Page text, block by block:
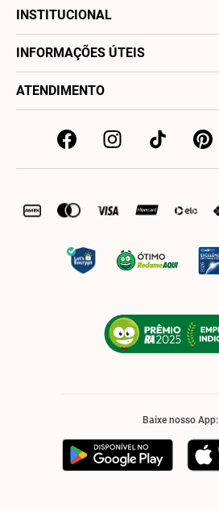
INSTITUCIONAL
INFORMAÇÕES ÚTEIS
ATENDIMENTO
Baixe nosso App: